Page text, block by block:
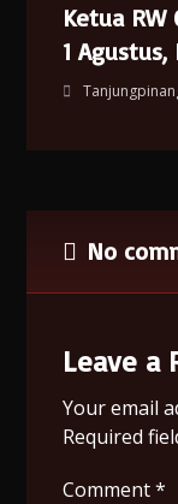
Ketua
1
No
Leave a
Your email
Required
Comment*